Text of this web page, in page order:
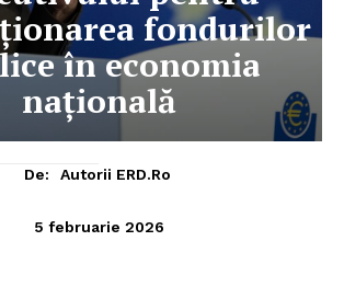
fondurilor
în economia
națională
De:
Autorii ERD.ro
5 februarie 2026